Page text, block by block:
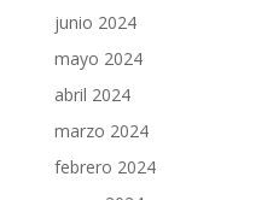
junio 2024
mayo 2024
abril 2024
marzo 2024
febrero 2024